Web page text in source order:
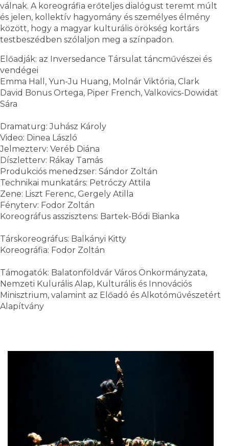
válnak. A koreográfia erőteljes dialógust teremt múlt
és jelen, kollektív hagyomány és személyes élmény
között, hogy a magyar kulturális örökség kortárs
testbeszédben szólaljon meg a színpadon.
Előadják: az Inversedance Társulat táncművészei és
vendégei
Emma Hall, Yun-Ju Huang, Molnár Viktória, Clark
David Bonus Ortega, Piper French, Valkovics-Dowidat
Sára
Dramaturg: Juhász Károly
Video: Dinea László
Jelmezterv: Veréb Diána
Díszletterv: Rákay Tamás
Produkciós menedzser: Sándor Zoltán
Technikai munkatárs: Petróczy Attila
Zene: Liszt Ferenc, Gergely Atilla
Fényterv: Fodor Zoltán
Koreográfus asszisztens: Bartek-Bódi Bianka
Társkoreográfus: Balkányi Kitty
Koreográfia: Fodor Zoltán
Támogatók: Balatonföldvár Város Önkormányzata,
Nemzeti Kulurális Alap, Kulturális és Innovációs
Minisztrium, valamint az Előadó és Alkotóművészetért
Alapítvány